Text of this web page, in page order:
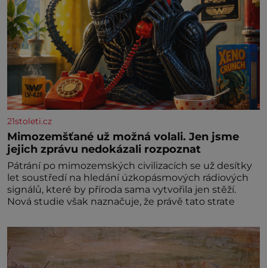
21stoleti.cz
Mimozemšťané už možná volali. Jen jsme
jejich zprávu nedokázali rozpoznat
Pátrání po mimozemských civilizacích se už desítky
let soustředí na hledání úzkopásmových rádiových
signálů, které by příroda sama vytvořila jen stěží.
Nová studie však naznačuje, že právě tato strate